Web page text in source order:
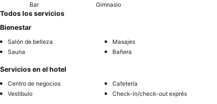
Bar Gimnasio
Todos los servicios
Bienestar
Salón de belleza
Masajes
Sauna
Bañera
Servicios en el hotel
Centro de negocios
Cafetería
Vestibulo
Check-in/check-out exprés